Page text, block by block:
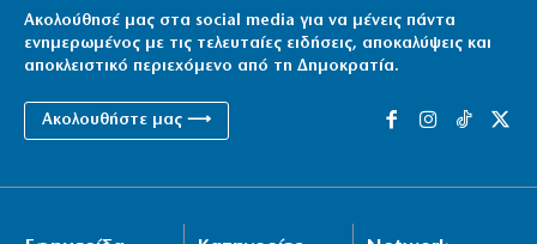
Ακολούθησέ μας στα social media για να μένεις πάντα
ενημερωμένος με τις τελευταίες ειδήσεις, αποκαλύψεις και
αποκλειστικό περιεχόμενο από τη Δημοκρατία.
Ακολουθήστε μας ⟶